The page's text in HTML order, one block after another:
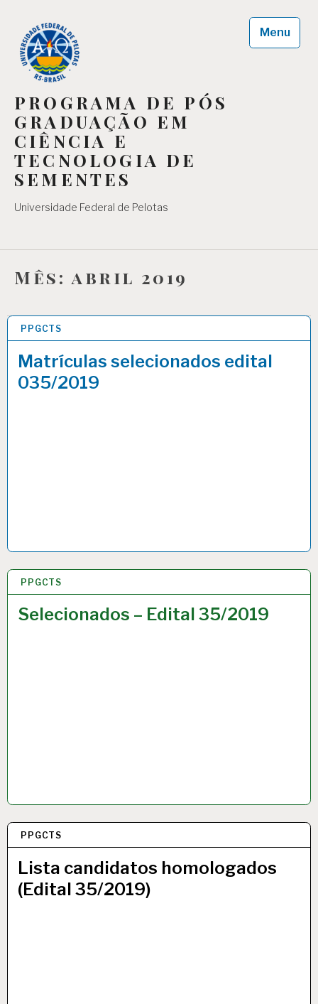
content
PROGRAMA DE PÓS
GRADUAÇÃO EM
CIÊNCIA E
TECNOLOGIA DE
SEMENTES
Universidade Federal de Pelotas
Menu
Mês: abril 2019
PPGCTS
Matrículas selecionados edital
035/2019
18 ABR 2019
PPGCTS
Selecionados – Edital 35/2019
17 ABR 2019
PPGCTS
Lista candidatos homologados
(Edital 35/2019)
17 ABR 2019